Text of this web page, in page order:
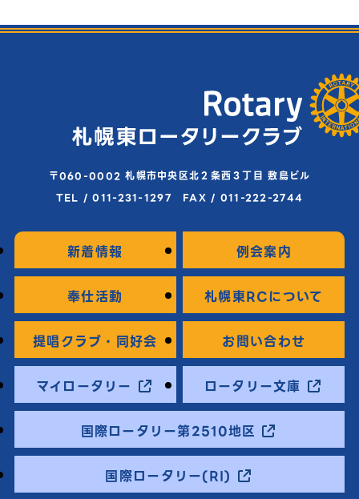
〒060-0002 札幌市中央区北２条西３丁目 敷島ビル
TEL / 011-231-1297 FAX / 011-222-2744
新着情報 例会案内
奉仕活動 札幌東RCについて
提唱クラブ・同好会 お問い合わせ
マイロータリー ロータリー文庫
国際ロータリー第2510地区
国際ロータリー(RI)